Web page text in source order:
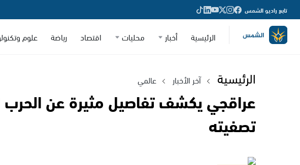
تابع راديو الشمس
الرئيسية أخبار محليات اقتصاد رياضة علوم
الرئيسية آخر الأخبار عالمي
عراقجي يكشف تفاصيل مثيرة عن الحرب
تصفيته